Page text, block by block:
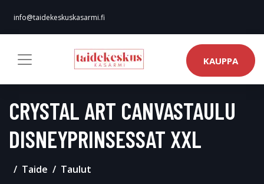
info@taidekeskuskasarmi.fi
KAUPPA
CRYSTAL ART CANVASTAULU
DISNEYPRINSESSAT XXL
Taide Taulut